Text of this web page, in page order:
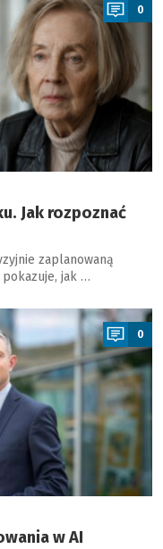
0
Jak rozpoznać
zaplanowaną
jak …
0
w AI